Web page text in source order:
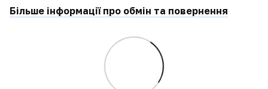
Більше інформації про обмін та повернення